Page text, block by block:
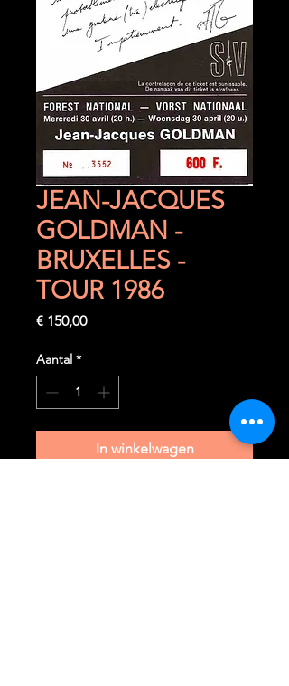
JEAN-JACQUES
GOLDMAN -
BRUXELLES -
TOUR 1986
€ 150,00Prijs
Aantal *
In winkelwagen